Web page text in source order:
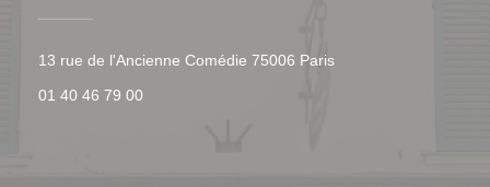
13 rue de l'Ancienne Comédie 75006 Paris((ανοίγει σε νέο
01 40 46 79 00